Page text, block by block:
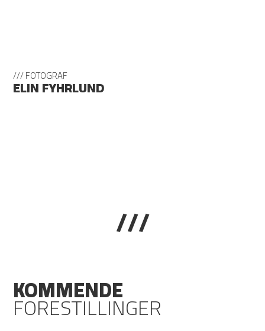
/// FOTOGRAF
ELIN FYHRLUND
///
KOMMENDE
FORESTILLINGER